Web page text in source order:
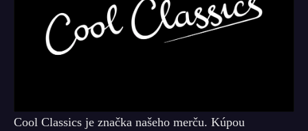
Cool Classics je značka našeho merču. Kúpou